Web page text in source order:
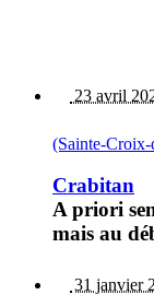
23 avril
(Sainte-
Crabitan
A priori
mais au
31 janvier